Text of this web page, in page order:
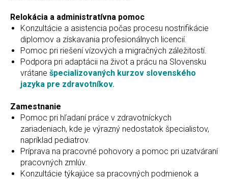
Relokácia a administratívna pomoc
Konzultácie a asistencia počas procesu nostrifikácie
diplomov a získavania profesionálnych licencií.
Pomoc pri riešení vízových a migračných záležitostí.
Podpora pri adaptácii na život a prácu na Slovensku
vrátane špecializovaných kurzov slovenského
jazyka pre zdravotníkov.
Zamestnanie
Pomoc pri hľadaní práce v zdravotníckych
zariadeniach, kde je výrazný nedostatok špecialistov,
napríklad pediatrov.
Príprava na pracovné pohovory a pomoc pri uzatváraní
pracovných zmlúv.
Konzultácie týkajúce sa pracovných podmienok a